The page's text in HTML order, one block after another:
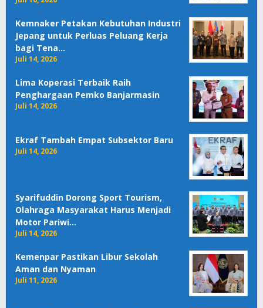
Kemnaker Petakan Kebutuhan Industri
Jepang untuk Perluas Peluang Kerja
bagi Tena…
Juli 14, 2026
Lima Koperasi Terbaik Raih
Penghargaan Pemko Banjarmasin
Juli 14, 2026
Ekraf Tambah Empat Subsektor Baru
Juli 14, 2026
Syarifuddin Dorong Sport Tourism,
Olahraga Masyarakat Harus Menjadi
Motor Pariwi…
Juli 14, 2026
Kemenpar Pastikan Libur Sekolah
Aman dan Nyaman
Juli 11, 2026